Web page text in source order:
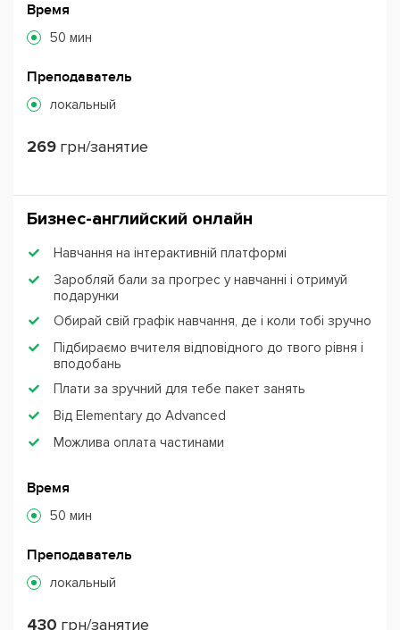
Время
50 мин
Преподаватель
локальный
269 грн/занятие
Бизнес-английский онлайн
Навчання на інтерактивній платформі
Заробляй бали за прогрес у навчанні і отримуй
подарунки
Обирай свій графік навчання, де і коли тобі зручно
Підбираємо вчителя відповідного до твого рівня і
вподобань
Плати за зручний для тебе пакет занять
Від Elementary до Advanced
Можлива оплата частинами
Время
50 мин
Преподаватель
локальный
430 грн/занятие